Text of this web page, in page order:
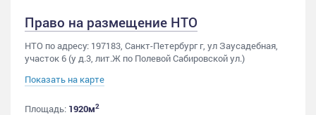
Право на размещение НТО
НТО по адресу: 197183, Санкт-Петербург г, ул Заусадебная,
участок 6 (у д.3, лит.Ж по Полевой Сабировской ул.)
Показать на карте
Площадь: 1920м2